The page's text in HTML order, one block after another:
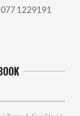
1229191